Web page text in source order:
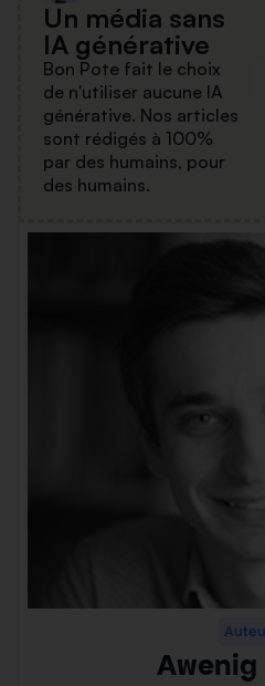
Un média sans
IA générative
Bon Pote fait le choix
de n'utiliser aucune IA
générative. Nos articles
sont rédigés à 100%
par des humains, pour
des humains.
Awenig